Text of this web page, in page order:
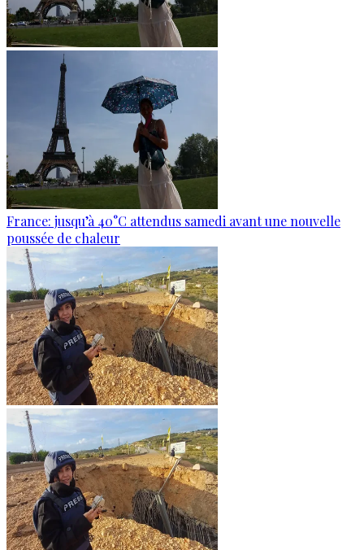
France: jusqu’à 40°C attendus samedi avant une nouvelle
poussée de chaleur